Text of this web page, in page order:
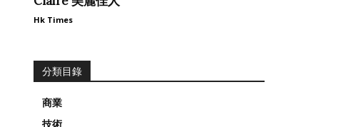
Hk Times
分類目錄
商業
技術